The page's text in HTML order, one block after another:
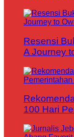
Resensi
A Journey
100 Hari